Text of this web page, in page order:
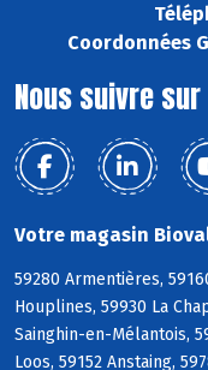
Coordonnées
Nous suivre sur
Votre magasin
59280 Armentières,
Houplines, 59930 La
Sainghin-en-Mélantois,
Loos, 59152 Anstaing,